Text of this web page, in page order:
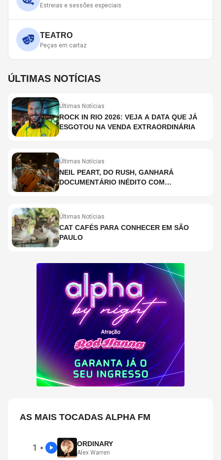
Estreias e sessões especiais
TEATRO
Peças em cartaz
ÚLTIMAS NOTÍCIAS
Últimas Notícias
ROCK IN RIO 2026: VEJA A DATA QUE JÁ
ESGOTOU NA VENDA EXTRAORDINÁRIA
Últimas Notícias
NEIL PEART, DO RUSH, GANHARÁ
DOCUMENTÁRIO INÉDITO COM
Últimas Notícias
CAT CAFÉS PARA CONHECER EM SÃO
PAULO
AS MAIS TOCADAS ALPHA FM
1 ● ORDINARY
Alex Warren